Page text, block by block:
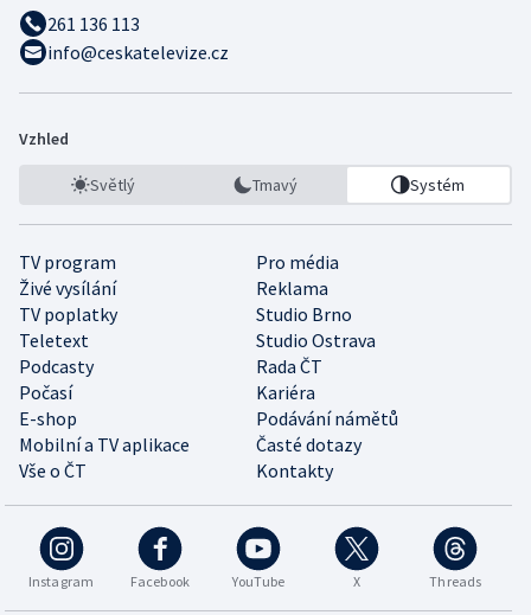
261 136 113
info@ceskatelevize.cz
Vzhled
Světlý Tmavý Systém
TV program
Pro média
Živé vysílání
Reklama
TV poplatky
Studio Brno
Teletext
Studio Ostrava
Podcasty
Rada ČT
Počasí
Kariéra
E-shop
Podávání námětů
Mobilní a TV aplikace
Časté dotazy
Vše o ČT
Kontakty
Instagram Facebook YouTube X Threads